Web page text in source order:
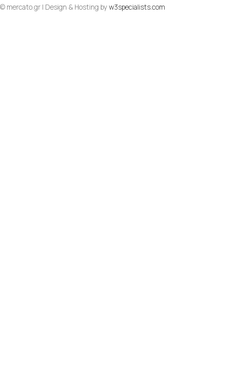
© mercato.gr | Design & Hosting by w3specialists.com